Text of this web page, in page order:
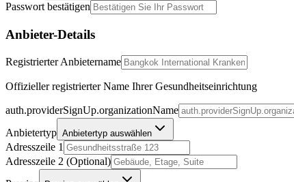
Passwort bestätigen
Anbieter-Details
Registrierter Anbietername
Offizieller registrierter Name Ihrer Gesundheitseinrichtung
auth.providerSignUp.organizationName
Anbietertyp Anbietertyp auswählen
Adresszeile 1
Adresszeile 2 (Optional)